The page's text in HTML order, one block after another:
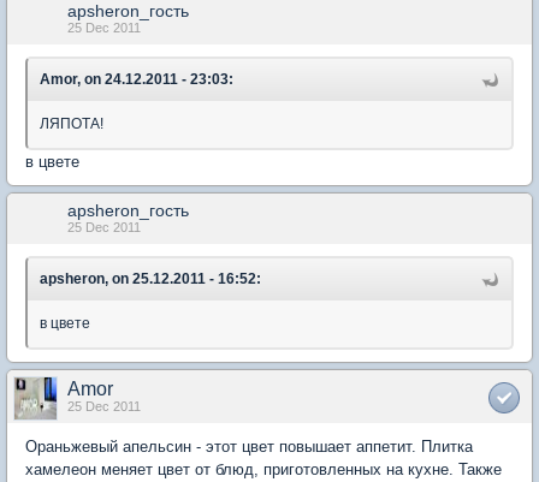
apsheron_гость
25 Dec 2011
Amor, on 24.12.2011 - 23:03:
ЛЯПОТА!
в цвете
apsheron_гость
25 Dec 2011
apsheron, on 25.12.2011 - 16:52:
в цвете
Amor
25 Dec 2011
Ораньжевый апельсин - этот цвет повышает аппетит. Плитка
хамелеон меняет цвет от блюд, приготовленных на кухне. Также